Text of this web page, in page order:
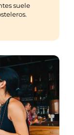
suele